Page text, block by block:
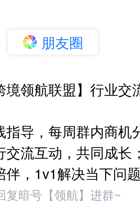
朋友圈
境领航联盟】行业交
指导，每周群内商机
交流互动，共同成长
，1v1解决当下问题
复暗号【领航】进群~